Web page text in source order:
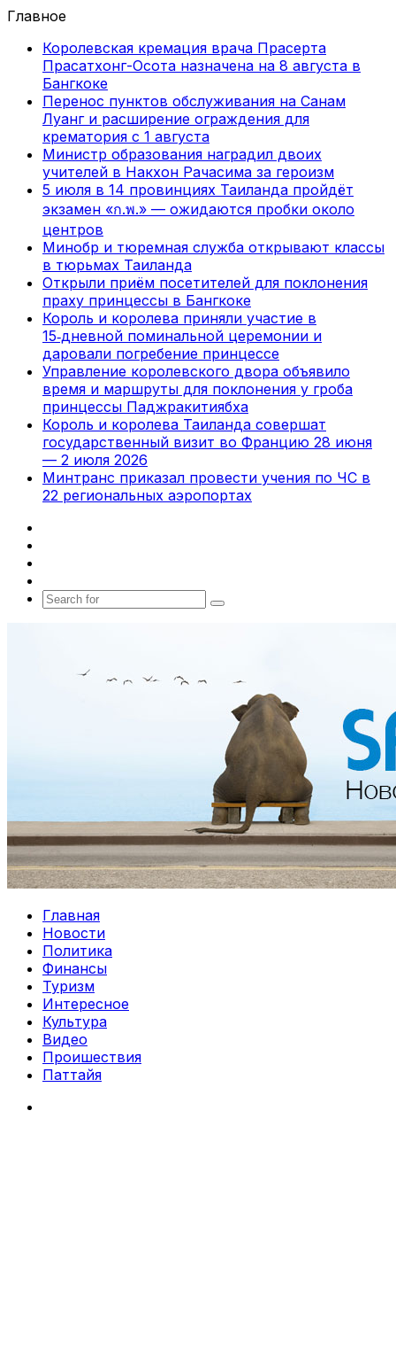
Главное
Королевская кремация врача Прасерта
Прасатхонг-Осота назначена на 8 августа в
Бангкоке
Перенос пунктов обслуживания на Санам
Луанг и расширение ограждения для
крематория с 1 августа
Министр образования наградил двоих
учителей в Накхон Рачасима за героизм
5 июля в 14 провинциях Таиланда пройдёт
экзамен «ก.พ.» — ожидаются пробки около
центров
Минобр и тюремная служба открывают классы
в тюрьмах Таиланда
Открыли приём посетителей для поклонения
праху принцессы в Бангкоке
Король и королева приняли участие в
15‑дневной поминальной церемонии и
даровали погребение принцессе
Управление королевского двора объявило
время и маршруты для поклонения у гроба
принцессы Паджракитиябха
Король и королева Таиланда совершат
государственный визит во Францию 28 июня
— 2 июля 2026
Минтранс приказал провести учения по ЧС в
22 региональных аэропортах
Search
Главная
Новости
Политика
Финансы
Туризм
Интересное
Культура
Видео
Проишествия
Паттайя